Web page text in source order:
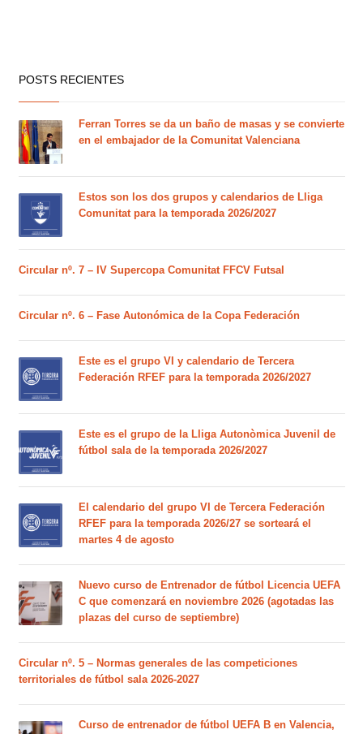
POSTS RECIENTES
Ferran Torres se da un baño de masas y se convierte
en el embajador de la Comunitat Valenciana
Estos son los dos grupos y calendarios de Lliga
Comunitat para la temporada 2026/2027
Circular nº. 7 – IV Supercopa Comunitat FFCV Futsal
Circular nº. 6 – Fase Autonómica de la Copa Federación
Este es el grupo VI y calendario de Tercera
Federación RFEF para la temporada 2026/2027
Este es el grupo de la Lliga Autonòmica Juvenil de
fútbol sala de la temporada 2026/2027
El calendario del grupo VI de Tercera Federación
RFEF para la temporada 2026/27 se sorteará el
martes 4 de agosto
Nuevo curso de Entrenador de fútbol Licencia UEFA
C que comenzará en noviembre 2026 (agotadas las
plazas del curso de septiembre)
Circular nº. 5 – Normas generales de las competiciones
territoriales de fútbol sala 2026-2027
Curso de entrenador de fútbol UEFA B en Valencia,